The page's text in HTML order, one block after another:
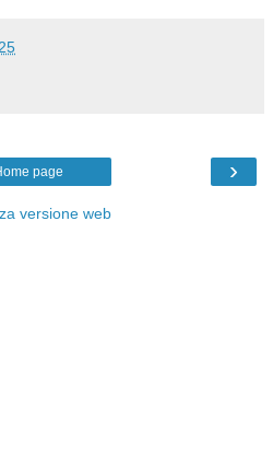
›
page
versione web